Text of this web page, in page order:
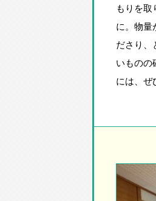
もりを
に。物量
ださり、
いものの
には、ぜ